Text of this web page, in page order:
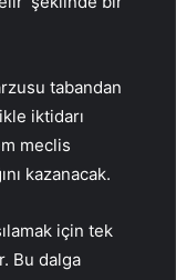
tabandan
iktidarı
meclis
kazanacak.
için tek
Bu dalga